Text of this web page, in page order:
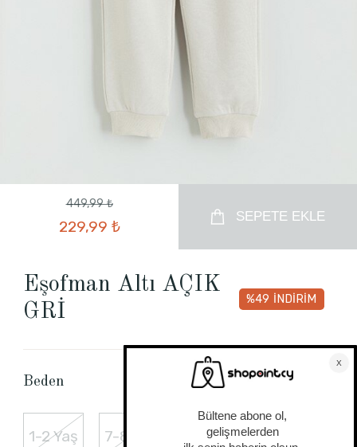
449,99 ₺
229,99 ₺
SEPETE EKLE
Eşofman Altı AÇIK
GRİ
%49 İNDİRİM
Beden Beden Tablosu
1-2 Yaş 7-8 Yaş 6-7 Yaş 5-6 Yaş